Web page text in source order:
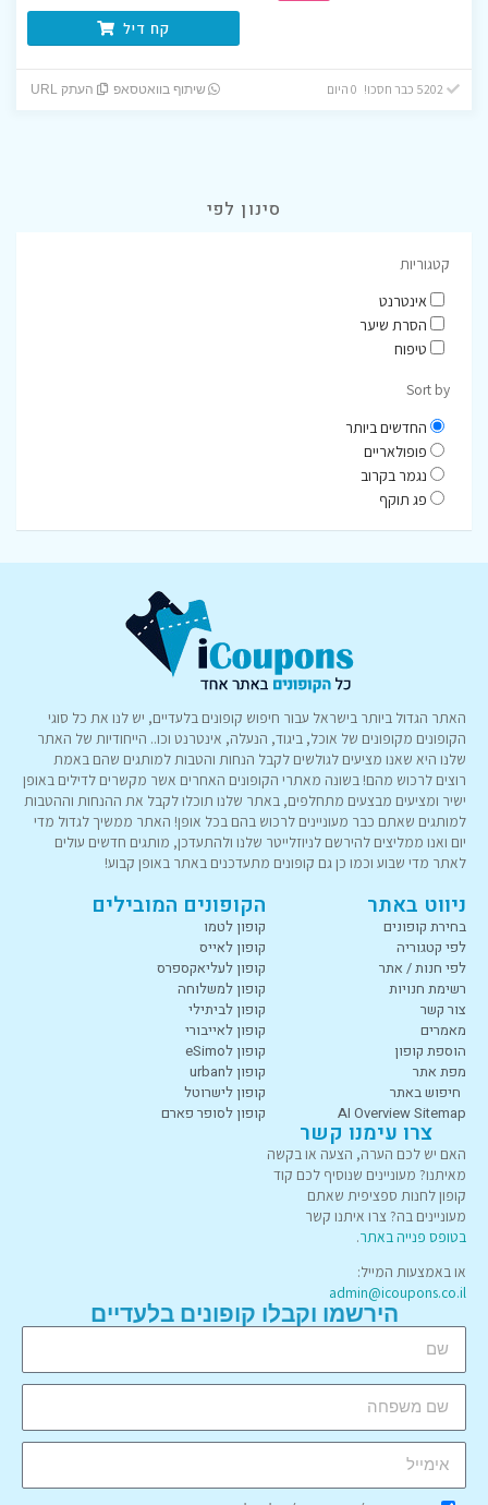
קח דיל
שיתוף בוואטסאפ העתק URL
סינון לפי
קטגוריות
אינטרנט
הסרת שיער
טיפוח
Sort by
החדשים ביותר
פופולאריים
נגמר בקרוב
פג תוקף
האתר הגדול ביותר בישראל עבור חיפוש קופונים בלעדיים, יש לנו את כל סוגי
הקופונים מקופונים של אוכל, ביגוד, הנעלה, אינטרנט וכו.. הייחודיות של האתר
שלנו היא שאנו מציעים לגולשים לקבל הנחות והטבות למותגים שהם באמת
רוצים לרכוש מהם! בשונה מאתרי הקופונים האחרים אשר מקשרים לדילים באופן
ישיר ומציעים מבצעים מתחלפים, באתר שלנו תוכלו לקבל את ההנחות וההטבות
למותגים שאתם כבר מעוניינים לרכוש בהם בכל אופן! האתר ממשיך לגדול מדי
יום ואנו ממליצים להירשם לניוזלייטר שלנו ולהתעדכן, מותגים חדשים עולים
לאתר מדי שבוע וכמו כן גם קופונים מתעדכנים באתר באופן קבוע!
ניווט באתר
בחירת קופונים
לפי קטגוריה
לפי חנות / אתר
רשימת חנויות
צור קשר
מאמרים
הוספת קופון
מפת אתר
חיפוש באתר
AI Overview Sitemap
הקופונים המובילים
קופון לטמו
קופון לאייס
קופון לעליאקספרס
קופון למשלוחה
קופון לביתילי
קופון לאייבורי
קופון לeSimo
קופון לurban
קופון לישרוטל
קופון לסופר פארם
צרו עימנו קשר
האם יש לכם הערה, הצעה או בקשה
מאיתנו? מעוניינים שנוסיף לכם קוד
קופון לחנות ספציפית שאתם
מעוניינים בה? צרו איתנו קשר
בטופס פנייה באתר.
או באמצעות המייל:
admin@icoupons.co.il
הירשמו וקבלו קופונים בלעדיים